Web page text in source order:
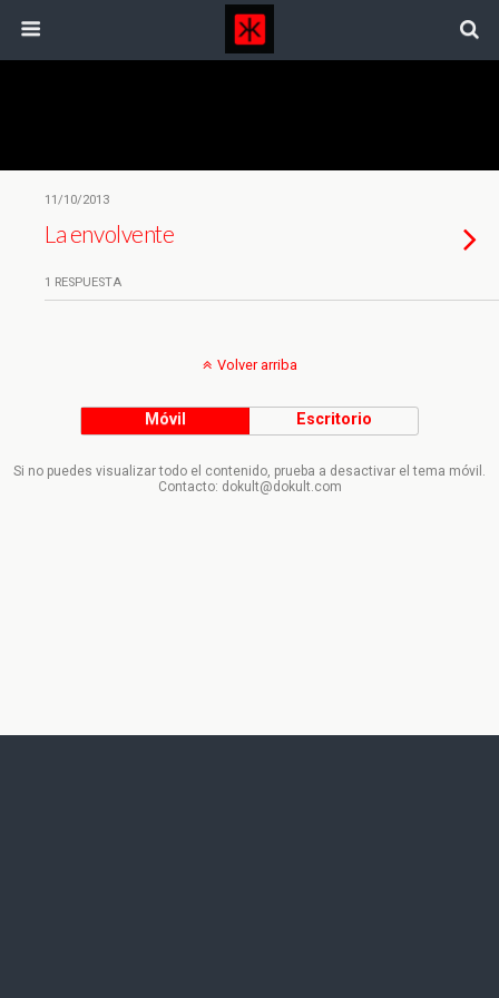
11/10/2013
La envolvente
1 RESPUESTA
Volver arriba
Móvil Escritorio
Si no puedes visualizar todo el contenido, prueba a desactivar el tema móvil.
Contacto: dokult@dokult.com